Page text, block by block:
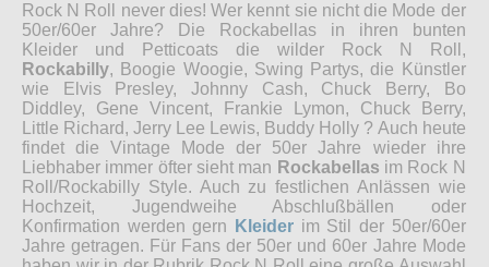
Rock N Roll never dies! Wer kennt sie nicht die Mode der
50er/60er Jahre? Die Rockabellas in ihren bunten
Kleider und Petticoats die wilder Rock N Roll,
Rockabilly, Boogie Woogie, Swing Partys, die Künstler
wie Elvis Presley, Johnny Cash, Chuck Berry, Bo
Diddley, Gene Vincent, Frankie Lymon, Chuck Berry,
Little Richard, Jerry Lee Lewis, Buddy Holly ? Auch heute
findet die Vintage Mode der 50er Jahre wieder ihre
Liebhaber immer öfter sieht man Rockabellas im Rock N
Roll/Rockabilly Style. Auch zu festlichen Anlässen wie
Hochzeit, Jugendweihe Abschlußbällen oder
Konfirmation werden gern
Kleiderim Stil der 50er/60er
Jahre getragen. Für Fans der 50er und 60er Jahre Mode